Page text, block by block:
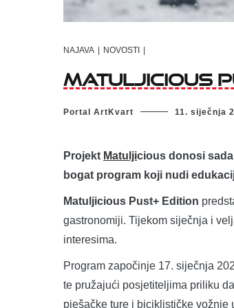
NAJAVA NOVOSTI
MATULJICIOUS
Portal ArtKvart 11. siječnja
Projekt Matuljicious donosi
bogat program koji nudi
Matuljicious Pust+ Edition
gastronomiji. Tijekom siječnja i
interesima.
Program započinje 17. siječnja
te pružajući posjetiteljima priliku
pješačke ture i biciklističke vožnje